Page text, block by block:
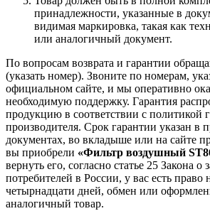
принадлежности, указанные в
видимая маркировка, такая как
или аналогичный документ.
По вопросам возврата и гарантии
(указать номер). Звоните по номерам,
официальном сайте, и мы оперативно
необходимую поддержку. Гарантия
продукцию в соответствии с политикой
производителя. Срок гарантии указан в
документах, во вкладыше или на сайте
вы приобрели «Фильтр воздушный
вернуть его, согласно статье 25 Закона о
потребителей в России, у вас есть право
четырнадцати дней, обмен или
аналогичный товар.